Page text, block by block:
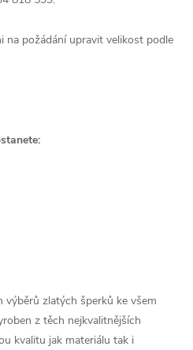
na požádání upravit velikost podle
výběrů zlatých šperků ke všem
z těch nejkvalitnějších
kvalitu jak materiálu tak i